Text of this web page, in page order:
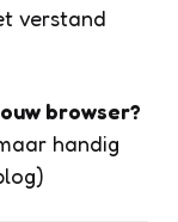
verstand
browser?
handig